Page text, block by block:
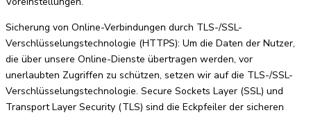
Sicherung von Online-Verbindungen durch TLS-/SSL-
Verschlüsselungstechnologie (HTTPS): Um die Daten der Nutzer,
die über unsere Online-Dienste übertragen werden, vor
unerlaubten Zugriffen zu schützen, setzen wir auf die TLS-/SSL-
Verschlüsselungstechnologie. Secure Sockets Layer (SSL) und
Transport Layer Security (TLS) sind die Eckpfeiler der sicheren